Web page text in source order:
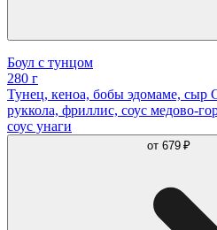
Боул с тунцом
280 г
Тунец, кеноа, бобы эдомаме, сыр
руккола, фриллис, соус медово-
соус унаги
от 679 ₽